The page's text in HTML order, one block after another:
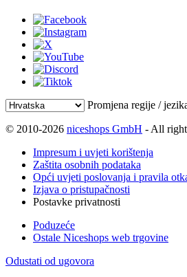
Promjena regije /
© 2010-2026 niceshops GmbH - All
Impresum i uvjeti korištenja
Zaštita osobnih podataka
Opći uvjeti poslovanja i pravila
Izjava o pristupačnosti
Postavke privatnosti
Poduzeće
Ostale Niceshops web trgovine
Odustati od ugovora